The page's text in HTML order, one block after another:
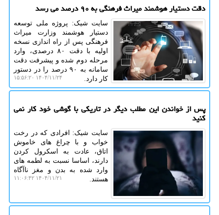
دقت دستیار هوشمند میراث فرهنگی به ۹۰ درصد می‎ رسد
سایت شیک: پروژه ملی توسعه
دستیار هوشمند وزارت میراث
فرهنگی پس از راه اندازی نسخه
اولیه با دقت ۸۰ درصدی، وارد
مرحله دوم شده و پیشرفت دقت
سامانه به ۹۰ درصد را در دستور
کار دارد.
۱۴۰۴/۱۱/۲۴ ۱۵:۵۶:۲۰
پس از خواندن این مطلب دیگر در تاریکی با گوشی خود کار نمی
کنید
سایت شیک: افرادی که در رخت
خواب و با چراغ های خاموش
اتاق، عادت به اسکرول کردن
دارند، اساسا نسبت به لطمه های
وارد شده به بدن و مغز ناآگاه
هستند.
۱۴۰۴/۱۱/۲۱ ۱۱:۰۶:۴۲